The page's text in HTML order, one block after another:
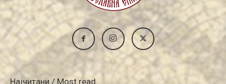
Најчитани / Most read